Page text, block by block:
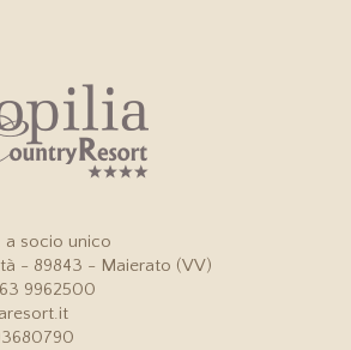
a socio unico
- 89843 - Maierato (VV)
9962500